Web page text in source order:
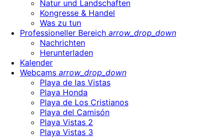
Natur und Landschaften
Kongresse & Handel
Was zu tun
Professioneller Bereich arrow_drop_down
Nachrichten
Herunterladen
Kalender
Webcams arrow_drop_down
Playa de las Vistas
Playa Honda
Playa de Los Cristianos
Playa del Camisón
Playa Vistas 2
Playa Vistas 3